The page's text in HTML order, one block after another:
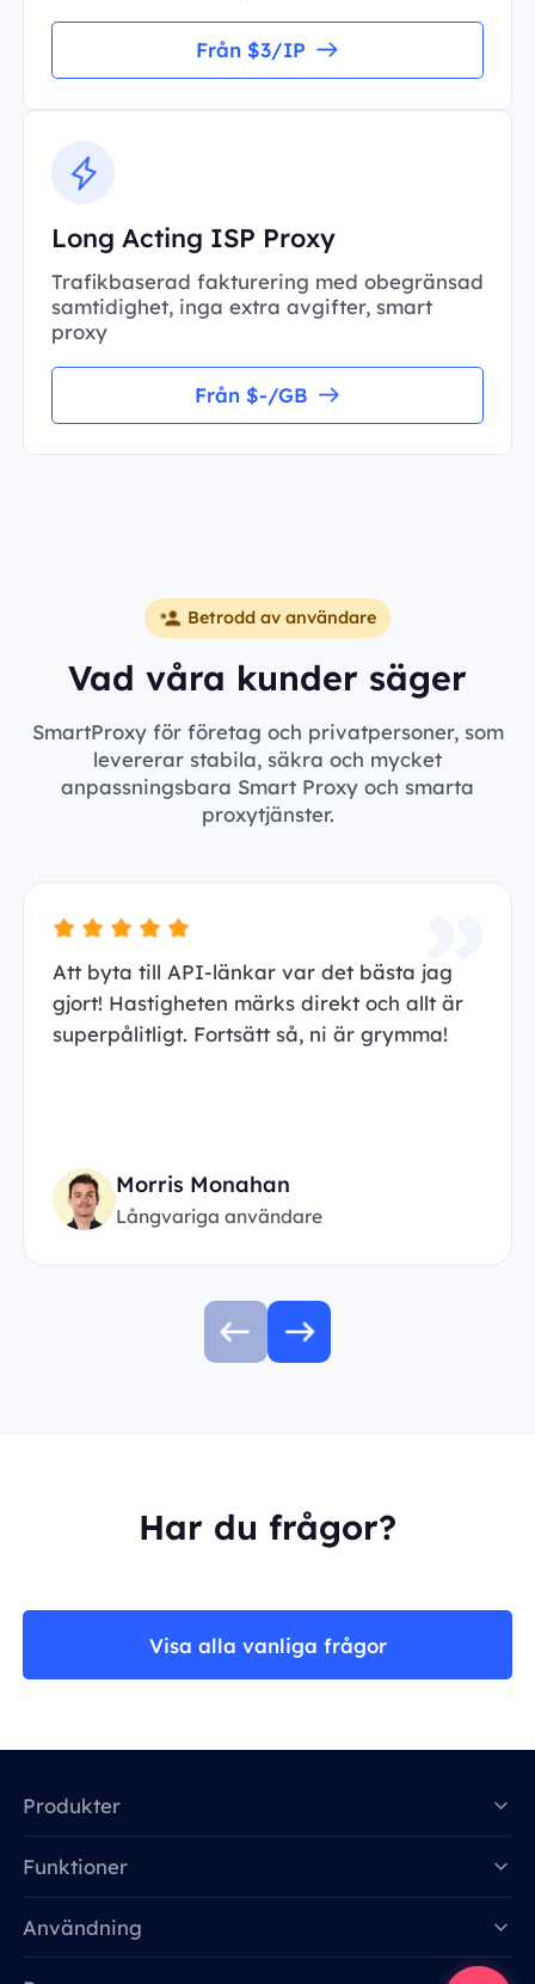
Från $3/IP
Long Acting ISP Proxy
Trafikbaserad fakturering med obegränsad
samtidighet, inga extra avgifter, smart
proxy
Från $-/GB
Betrodd av användare
Vad våra kunder säger
SmartProxy för företag och privatpersoner, som
levererar stabila, säkra och mycket
anpassningsbara Smart Proxy och smarta
proxytjänster.
Att byta till API-länkar var det bästa jag
gjort! Hastigheten märks direkt och allt är
superpålitligt. Fortsätt så, ni är grymma!
Morris Monahan
Långvariga användare
Har du frågor?
Visa alla vanliga frågor
Produkter
Funktioner
Användning